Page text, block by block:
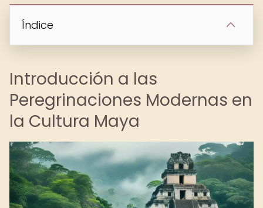
Índice
Introducción a las
Peregrinaciones Modernas en
la Cultura Maya